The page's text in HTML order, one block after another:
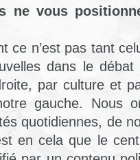
ne vous
ce n’est pas tant
dans le
par culture et
gauche. Nous
quotidiennes, de
en cela que le